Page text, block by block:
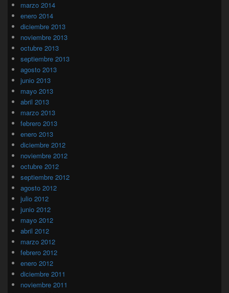
marzo 2014
enero 2014
diciembre 2013
noviembre 2013
octubre 2013
septiembre 2013
agosto 2013
junio 2013
mayo 2013
abril 2013
marzo 2013
febrero 2013
enero 2013
diciembre 2012
noviembre 2012
octubre 2012
septiembre 2012
agosto 2012
julio 2012
junio 2012
mayo 2012
abril 2012
marzo 2012
febrero 2012
enero 2012
diciembre 2011
noviembre 2011